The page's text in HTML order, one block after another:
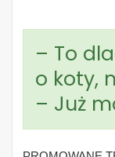
– To
o koty,
– Już